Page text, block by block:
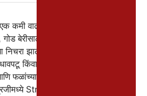
कमी वाढणारी, बारमाही फळाची वनस्पती
बेरीसाठी ओळखली जाते. हे मध्यम
निचरा झालेल्या मातीमध्ये भरभराट होते.
किंवा बियाणे लागवड करणे आणि
फळांच्या विकासासारखे टप्पे असतात.
Strawberry असे म्हणतो.